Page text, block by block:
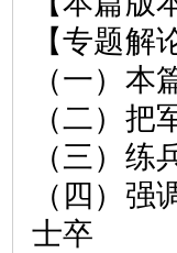
【专题解
（一）本
（二）把
（三）练
（四）强
士卒